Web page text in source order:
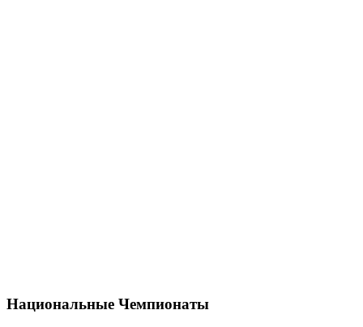
Национальные Чемпионаты